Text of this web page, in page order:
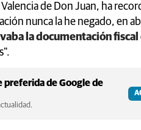
de Don Juan, ha
nunca la he negado, en
la documentación
preferida de Google de